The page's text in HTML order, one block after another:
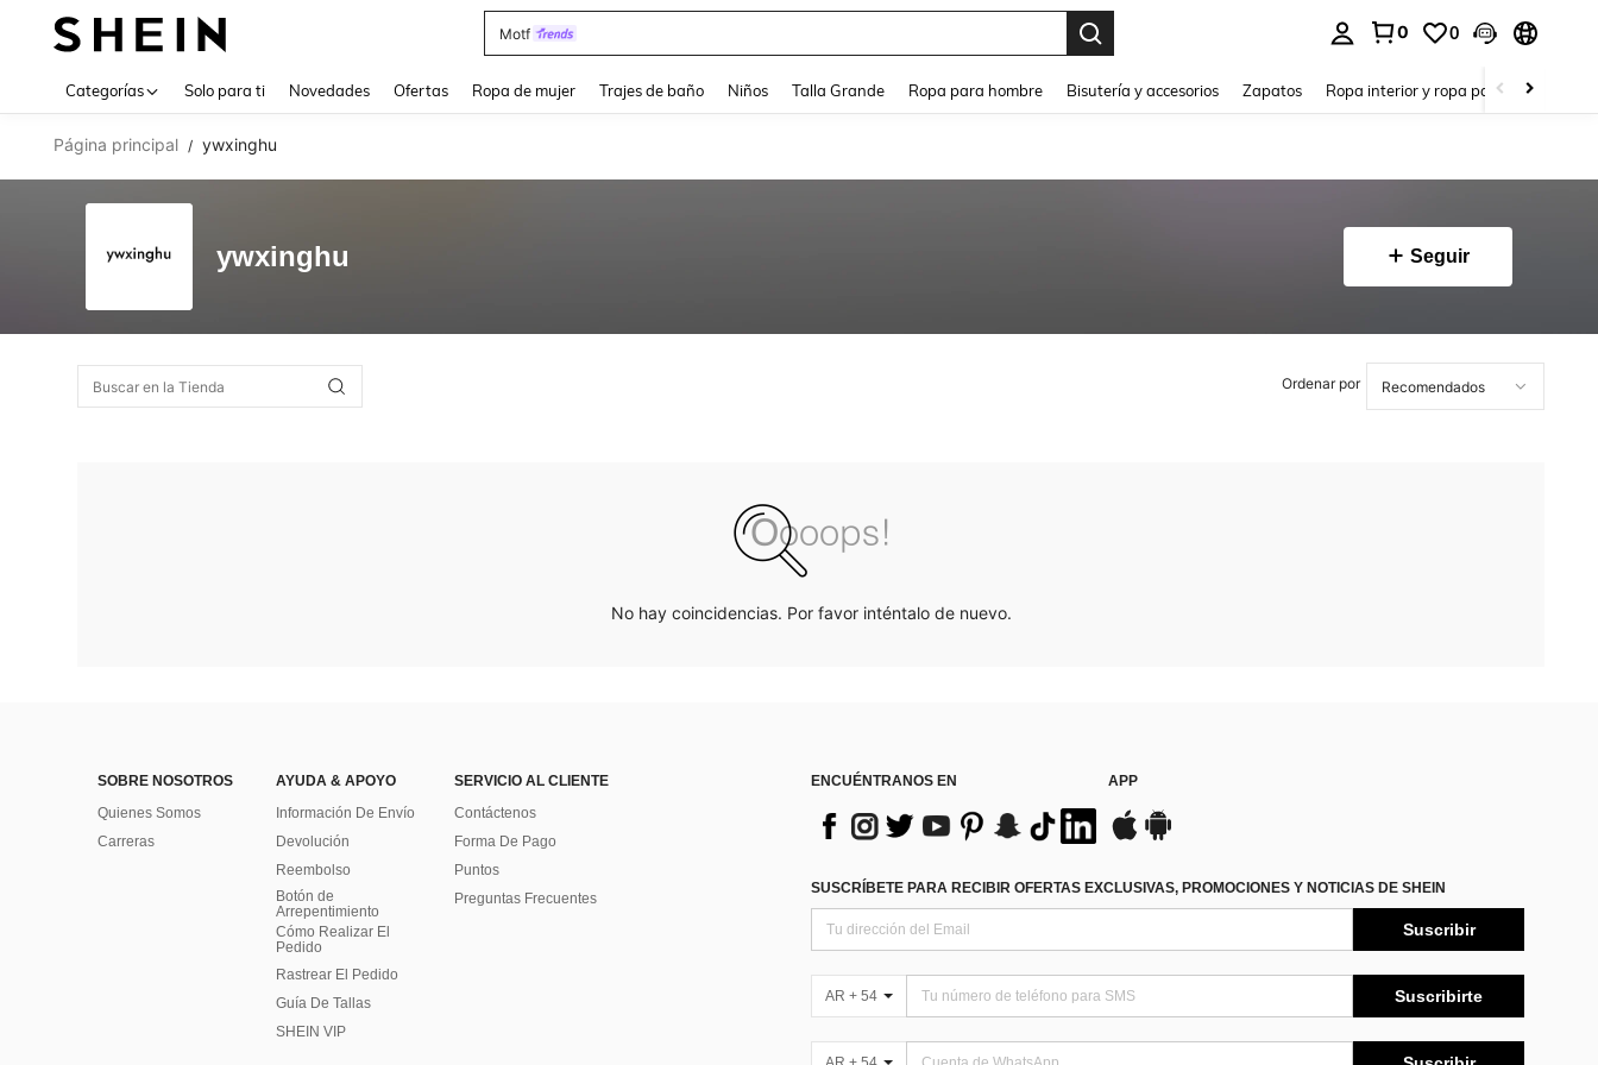
Motf
0 0
Categorías Solo para ti Novedades Ofertas Ropa de mujer Trajes de baño Niños Talla Grande Ropa para hombre Bisutería y accesorios Zapatos Ropa interior y ropa para dormir
Página principal / ywxinghu
ywxinghu Seguir
Ordenar por
No hay coincidencias. Por favor inténtalo de nuevo.
SOBRE NOSOTROS
Quienes Somos
Carreras
AYUDA & APOYO
Información De Envío
Devolución
Reembolso
Botón de
Arrepentimiento
Cómo Realizar El
Pedido
Rastrear El Pedido
Guía De Tallas
SHEIN VIP
SERVICIO AL CLIENTE
Contáctenos
Forma De Pago
Puntos
Preguntas Frecuentes
ENCUÉNTRANOS EN APP
SUSCRÍBETE PARA RECIBIR OFERTAS EXCLUSIVAS, PROMOCIONES Y NOTICIAS DE SHEIN
Suscribir
AR + 54 Suscribirte